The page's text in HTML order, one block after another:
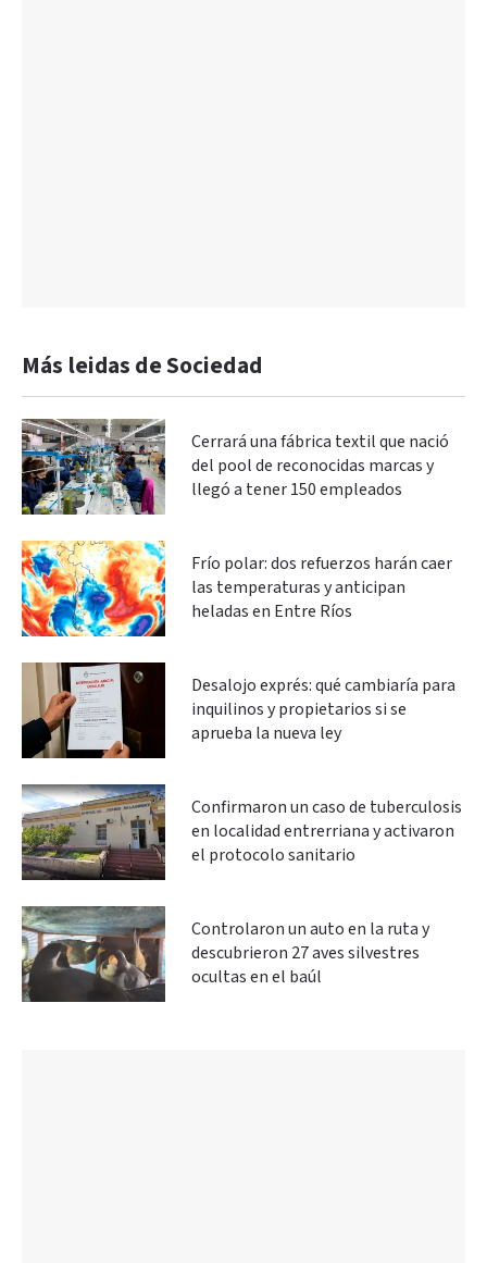
Más leidas de Sociedad
Cerrará una fábrica textil que nació
del pool de reconocidas marcas y
llegó a tener 150 empleados
Frío polar: dos refuerzos harán caer
las temperaturas y anticipan
heladas en Entre Ríos
Desalojo exprés: qué cambiaría para
inquilinos y propietarios si se
aprueba la nueva ley
Confirmaron un caso de tuberculosis
en localidad entrerriana y activaron
el protocolo sanitario
Controlaron un auto en la ruta y
descubrieron 27 aves silvestres
ocultas en el baúl